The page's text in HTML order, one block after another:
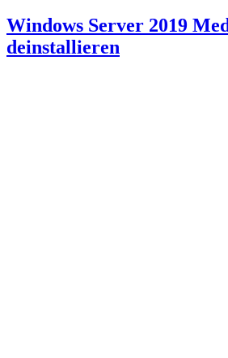
Windows Server 2019
deinstallieren